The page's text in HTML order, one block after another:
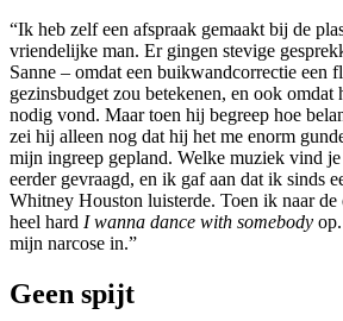
“Ik heb zelf een afspraak gemaakt bij de
vriendelijke man. Er gingen stevige
Sanne – omdat een buik­wandcorrectie een
gezinsbudget zou betekenen, en ook omdat
nodig vond. Maar toen hij begreep hoe
zei hij alleen nog dat hij het me enorm
mijn ingreep gepland. Welke muziek vind je
eerder gevraagd, en ik gaf aan dat ik sinds
Whitney Houston luisterde. Toen ik naar de
heel hard I wanna dance with somebody
mijn narcose in.”
Geen spijt